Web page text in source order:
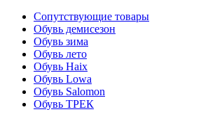
Сопутствующие товары
Обувь демисезон
Обувь зима
Обувь лето
Обувь Haix
Обувь Lowa
Обувь Salomon
Обувь ТРЕК